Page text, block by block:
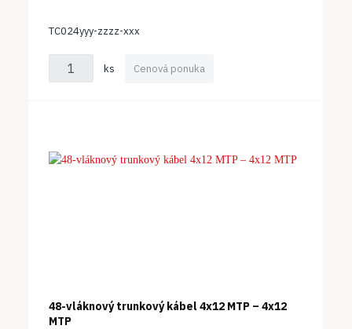
TC024yyy-zzzz-xxx
ks Cenová ponuka
48-vláknový trunkový kábel 4x12 MTP – 4x12
MTP